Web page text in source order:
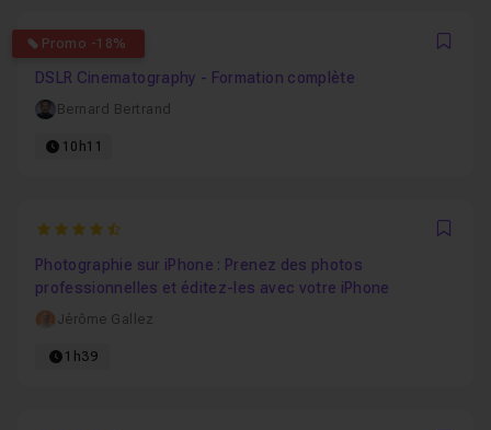
Promo -18%
4.7777777777778
DSLR Cinematography - Formation complète
Bernard Bertrand
10h11
4.9230769230769
Photographie sur iPhone : Prenez des photos
professionnelles et éditez-les avec votre iPhone
Jérôme Gallez
1h39